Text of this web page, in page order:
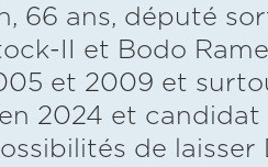
66 ans, député
II et Bodo
et 2009 et
2024 et
de laisser